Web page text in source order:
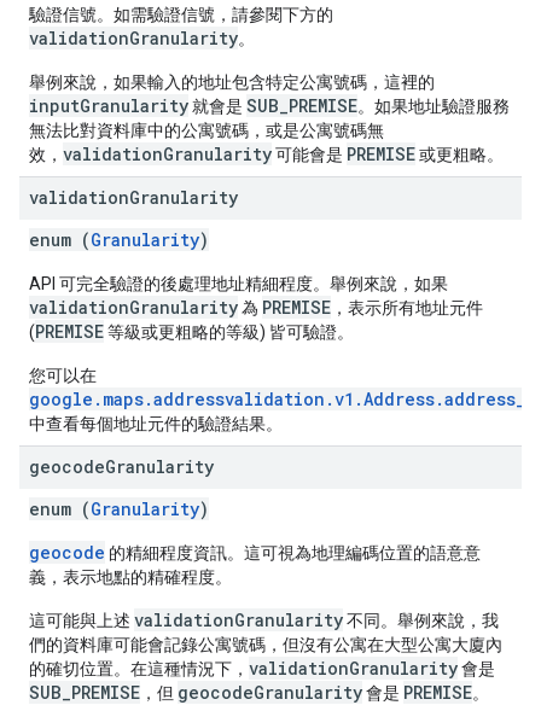
驗證信號。如需驗證信號，請參閱下方的
validationGranularity。
舉例來說，如果輸入的地址包含特定公寓號碼，這裡的
inputGranularity就會是 SUB_PREMISE。如果地址驗證服務
無法比對資料庫中的公寓號碼，或是公寓號碼無
效， validationGranularity可能會是 PREMISE或更粗略。
validationGranularity
enum (Granularity)
API 可完全驗證的後處理地址精細程度。舉例來說，如果
validationGranularity為 PREMISE ，表示所有地址元件
(PREMISE等級或更粗略的等級) 皆可驗證。
您可以在
中查看每個地址元件的驗證結果。
geocodeGranularity
enum (Granularity)
geocode 的精細程度資訊。這可視為地理編碼位置的語意意
義，表示地點的精確程度。
這可能與上述 validationGranularity不同。舉例來說，我
們的資料庫可能會記錄公寓號碼，但沒有公寓在大型公寓大廈內
的確切位置。在這種情況下， validationGranularity會是
SUB_PREMISE ，但 geocodeGranularity會是 PREMISE。